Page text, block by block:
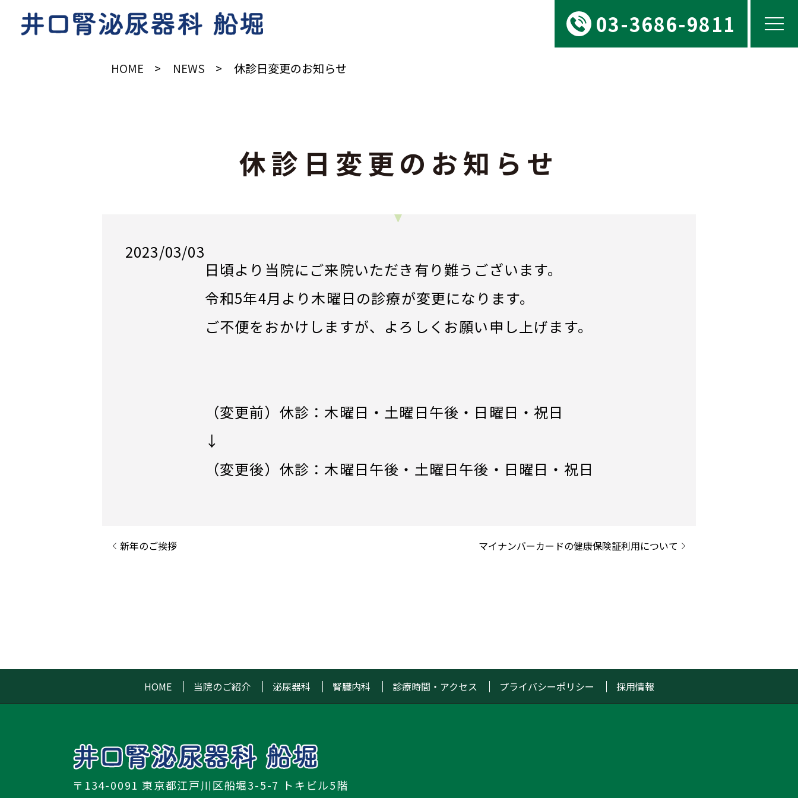
03-3686-9811
HOME NEWS 休診日変更のお知らせ
休診日変更のお知らせ
2023/03/03
日頃より当院にご来院いただき有り難うございます。
令和5年4月より木曜日の診療が変更になります。
ご不便をおかけしますが、よろしくお願い申し上げます。
（変更前）休診：木曜日・土曜日午後・日曜日・祝日
↓
（変更後）休診：木曜日午後・土曜日午後・日曜日・祝日
新年のご挨拶 マイナンバーカードの健康保険証利用について
HOME 当院のご紹介 泌尿器科 腎臓内科 診療時間・アクセス プライバシーポリシー 採用情報
〒134-0091 東京都江戸川区船堀3-5-7 トキビル5階